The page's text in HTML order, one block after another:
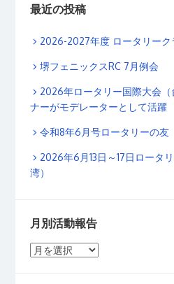
最近の投稿
2026-2027年度 ロータリーク
堺フェニックスRC 7月例会
2026年ロータリー国際大会
ナーがモデレーターとして活躍
令和8年6月号ロータリーの
2026年6月13日～17日ロータ
湾）
月別活動報告
月